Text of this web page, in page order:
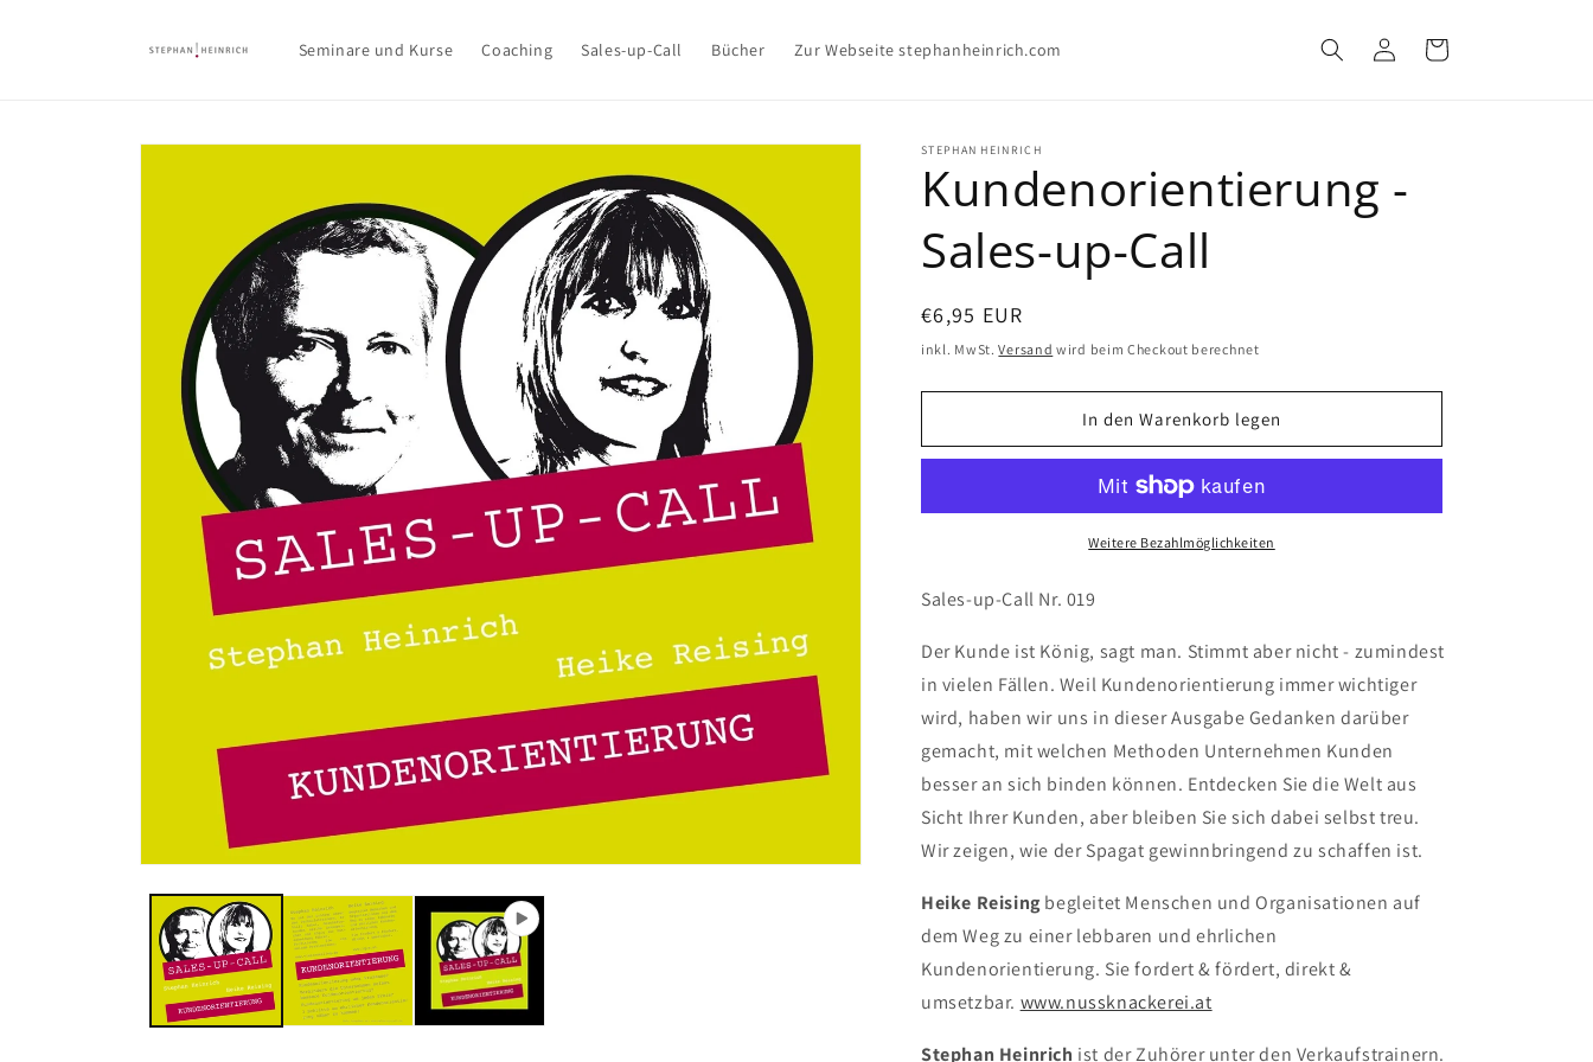
Seminare und Kurse Coaching Sales-up-Call Bücher Zur Webseite stephanheinrich.com EinloggenWarenkorb
Zu
STEPHAN HEINRICH
Kundenorientierung -
Sales-up-Call
Normaler
Preis
€6,95 EUR
inkl. MwSt.Versand wird beim Checkout berechnet
In den Warenkorb legen
Weitere Bezahlmöglichkeiten
Sales-up-Call Nr. 019
Der Kunde ist König, sagt man. Stimmt aber nicht - zumindest
in vielen Fällen. Weil Kundenorientierung immer wichtiger
wird, haben wir uns in dieser Ausgabe Gedanken darüber
gemacht, mit welchen Methoden Unternehmen Kunden
besser an sich binden können. Entdecken Sie die Welt aus
Sicht Ihrer Kunden, aber bleiben Sie sich dabei selbst treu.
Wir zeigen, wie der Spagat gewinnbringend zu schaffen ist.
Heike Reising begleitet Menschen und Organisationen auf
dem Weg zu einer lebbaren und ehrlichen
Kundenorientierung. Sie fordert & fördert, direkt &
umsetzbar. www.nussknackerei.at
Stephan Heinrich ist der Zuhörer unter den Verkaufstrainern.